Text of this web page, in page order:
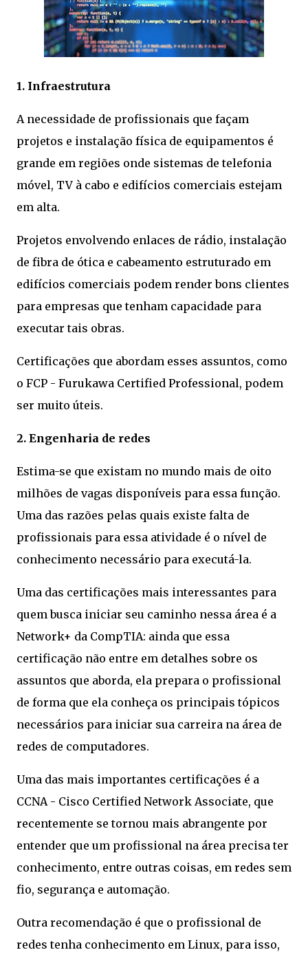
1. Infraestrutura
A necessidade de profissionais que façam
projetos e instalação física de equipamentos é
grande em regiões onde sistemas de telefonia
móvel, TV à cabo e edifícios comerciais estejam
em alta.
Projetos envolvendo enlaces de rádio, instalação
de fibra de ótica e cabeamento estruturado em
edifícios comerciais podem render bons clientes
para empresas que tenham capacidade para
executar tais obras.
Certificações que abordam esses assuntos, como
o FCP - Furukawa Certified Professional, podem
ser muito úteis.
2. Engenharia de redes
Estima-se que existam no mundo mais de oito
milhões de vagas disponíveis para essa função.
Uma das razões pelas quais existe falta de
profissionais para essa atividade é o nível de
conhecimento necessário para executá-la.
Uma das certificações mais interessantes para
quem busca iniciar seu caminho nessa área é a
Network+ da CompTIA: ainda que essa
certificação não entre em detalhes sobre os
assuntos que aborda, ela prepara o profissional
de forma que ela conheça os principais tópicos
necessários para iniciar sua carreira na área de
redes de computadores.
Uma das mais importantes certificações é a
CCNA - Cisco Certified Network Associate, que
recentemente se tornou mais abrangente por
entender que um profissional na área precisa ter
conhecimento, entre outras coisas, em redes sem
fio, segurança e automação.
Outra recomendação é que o profissional de
redes tenha conhecimento em Linux, para isso,